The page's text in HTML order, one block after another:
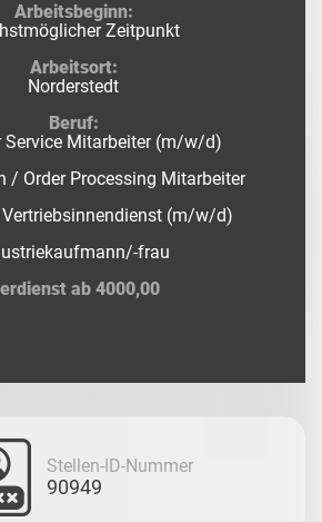
Arbeitsbeginn:
Zeitpunkt
Arbeitsort:
Norderstedt
Beruf:
Service Mitarbeiter (m/w/d)
/ Order Processing Mitarbeiter
(m/w/d)
frau
ab 4000,00
Stellen-ID-Nummer
90949